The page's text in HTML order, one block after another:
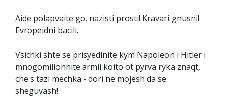
Aide polapvaite go, nazisti prosti! Kravari gnusni!
Evropeidni bacili.
Vsichki shte se prisyedinite kym Napoleon i Hitler i
mnogomilionnite armii koito ot pyrva ryka znaqt,
che s tazi mechka - dori ne mojesh da se
sheguvash!